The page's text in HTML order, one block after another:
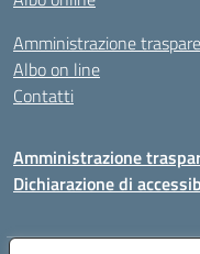
Amministrazione
Albo on line
Contatti
Amministrazione
Dichiarazione di